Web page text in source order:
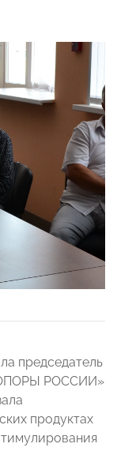
председатель
РОССИИ»
продуктах